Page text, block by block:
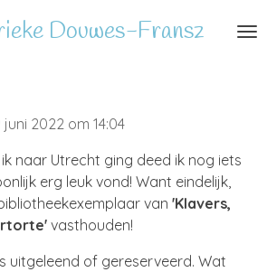
Douwes-Fransz
2022 om 14:04
naar Utrecht ging deed ik nog iets
erg leuk vond! Want eindelijk,
van 'Klavers,
vasthouden!
uitgeleend of gereserveerd. Wat